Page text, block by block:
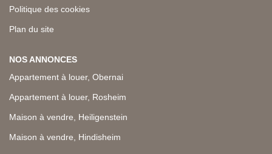
Politique des cookies
Plan du site
NOS ANNONCES
Appartement à louer, Obernai
Appartement à louer, Rosheim
Maison à vendre, Heiligenstein
Maison à vendre, Hindisheim